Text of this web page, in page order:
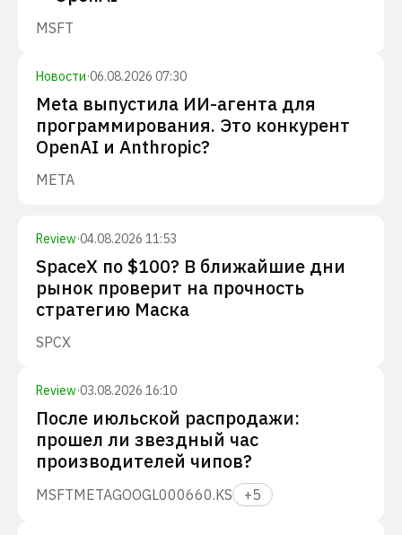
MSFT
Новости·06.08.2026 07:30
Meta выпустила ИИ-агента для
программирования. Это конкурент
OpenAI и Anthropic?
META
Review·04.08.2026 11:53
SpaceX по $100? В ближайшие дни
рынок проверит на прочность
стратегию Маска
SPCX
Review·03.08.2026 16:10
После июльской распродажи:
прошел ли звездный час
производителей чипов?
MSFTMETAGOOGL000660.KS +5